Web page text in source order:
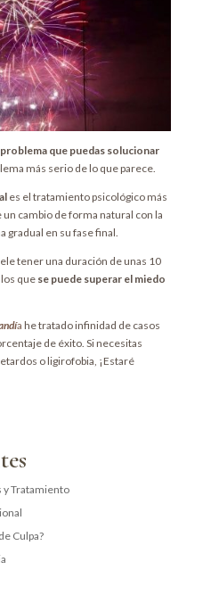
que puedas solucionar
más serio de lo que parece.
es el tratamiento psicológico más
cambio de forma natural con la
gradual en su fase final.
tener una duración de unas 10
que se puede superar el miedo
a he tratado infinidad de casos
de éxito. Si necesitas
o ligirofobia, ¡Estaré
y Tratamiento
Culpa?